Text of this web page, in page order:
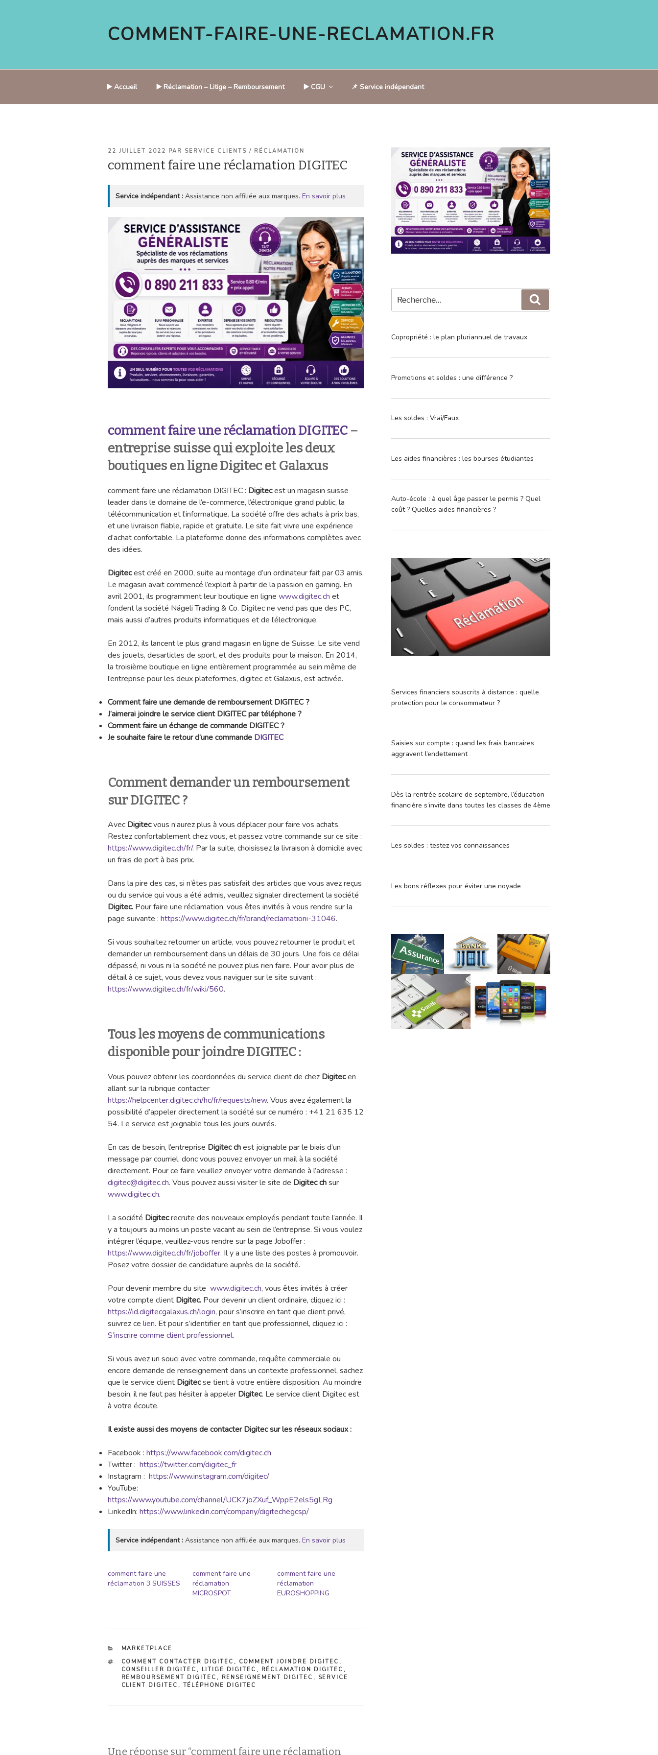
COMMENT-FAIRE-UNE-RECLAMATION.FR
▶️ Accueil ▶️ Réclamation – Litige – Remboursement ▶️ CGU 📌 Service indépendant
PUBLIÉ
22 JUILLET 2022 PAR SERVICE CLIENTS / RÉCLAMATION
comment faire une réclamation DIGITEC
Service indépendant : Assistance non affiliée aux marques. En savoir plus
comment faire une réclamation DIGITEC –
entreprise suisse qui exploite les deux
boutiques en ligne Digitec et Galaxus
comment faire une réclamation DIGITEC : Digitecest un magasin suisse
leader dans le domaine de l’e-commerce, l’électronique grand public, la
télécommunication et l’informatique. La société offre des achats à prix bas,
et une livraison fiable, rapide et gratuite. Le site fait vivre une expérience
d’achat confortable. La plateforme donne des informations complètes avec
des idées.
Digitecest créé en 2000, suite au montage d’un ordinateur fait par 03 amis.
Le magasin avait commencé l’exploit à partir de la passion en gaming. En
avril 2001, ils programment leur boutique en ligne www.digitec.ch et
fondent la société Nägeli Trading & Co. Digitec ne vend pas que des PC,
mais aussi d’autres produits informatiques et de l’électronique.
En 2012, ils lancent le plus grand magasin en ligne de Suisse. Le site vend
des jouets, desarticles de sport, et des produits pour la maison. En 2014,
la troisième boutique en ligne entièrement programmée au sein même de
l’entreprise pour les deux plateformes, digitec et Galaxus, est activée.
Comment faire une demande de remboursementDIGITEC ?
J’aimerai joindre le service clientDIGITEC par téléphone ?
Comment faire un échange de commande DIGITEC ?
Je souhaite faire le retour d’une commande DIGITEC
Comment demander un remboursement
sur DIGITEC ?
Avec Digitecvous n’aurez plus à vous déplacer pour faire vos achats.
Restez confortablement chez vous, et passez votre commande sur ce site :
https://www.digitec.ch/fr/. Par la suite, choisissez la livraison à domicile avec
un frais de port à bas prix.
Dans la pire des cas, si n’êtes pas satisfait des articles que vous avez reçus
ou du service qui vous a été admis, veuillez signaler directement la société
Digitec. Pour faire une réclamation, vous êtes invités à vous rendre sur la
page suivante : https://www.digitec.ch/fr/brand/reclamationi-31046.
Si vous souhaitez retourner un article, vous pouvez retourner le produit et
demander un remboursement dans un délais de 30 jours. Une fois ce délai
dépassé, ni vous ni la société ne pouvez plus rien faire. Pour avoir plus de
détail à ce sujet, vous devez vous naviguer sur le site suivant :
https://www.digitec.ch/fr/wiki/560.
Tous les moyens de communications
disponible pour joindre DIGITEC :
Vous pouvez obtenir les coordonnées du service client de chez Digitecen
allant sur la rubrique contacter
https://helpcenter.digitec.ch/hc/fr/requests/new. Vous avez également la
possibilité d’appeler directement la société sur ce numéro : +41 21 635 12
54. Le service est joignable tous les jours ouvrés.
En cas de besoin, l’entreprise Digitec chest joignable par le biais d’un
message par courriel, donc vous pouvez envoyer un mail à la société
directement. Pour ce faire veuillez envoyer votre demande à l’adresse :
digitec@digitec.ch. Vous pouvez aussi visiter le site de Digitec chsur
www.digitec.ch.
La société Digitecrecrute des nouveaux employés pendant toute l’année. Il
y a toujours au moins un poste vacant au sein de l’entreprise. Si vous voulez
intégrer l’équipe, veuillez-vous rendre sur la page Joboffer :
https://www.digitec.ch/fr/joboffer. Il y a une liste des postes à promouvoir.
Posez votre dossier de candidature auprès de la société.
Pour devenir membre du site www.digitec.ch, vous êtes invités à créer
votre compte client Digitec. Pour devenir un client ordinaire, cliquez ici :
https://id.digitecgalaxus.ch/login, pour s’inscrire en tant que client privé,
suivrez ce lien. Et pour s’identifier en tant que professionnel, cliquez ici :
S’inscrire comme client professionnel.
Si vous avez un souci avec votre commande, requête commerciale ou
encore demande de renseignement dans un contexte professionnel, sachez
que le service client Digitecse tient à votre entière disposition. Au moindre
besoin, il ne faut pas hésiter à appeler Digitec. Le service client Digitec est
à votre écoute.
Il existe aussi des moyens de contacter Digitec sur les réseaux sociaux :
Facebook : https://www.facebook.com/digitec.ch
Twitter : https://twitter.com/digitec_fr
Instagram : https://www.instagram.com/digitec/
YouTube:
https://www.youtube.com/channel/UCK7joZXuf_WppE2els5gLRg
LinkedIn: https://www.linkedin.com/company/digitechegcsp/
Service indépendant : Assistance non affiliée aux marques. En savoir plus
comment faire une
réclamation 3 SUISSES
comment faire une
réclamation
MICROSPOT
comment faire une
réclamation
EUROSHOPPING
CATÉGORIES
MARKETPLACE
ÉTIQUETTES
COMMENT CONTACTER DIGITEC , COMMENT JOINDRE DIGITEC ,
CONSEILLER DIGITEC , LITIGE DIGITEC , RÉCLAMATION DIGITEC ,
REMBOURSEMENT DIGITEC , RENSEIGNEMENT DIGITEC , SERVICE
CLIENT DIGITEC , TÉLÉPHONE DIGITEC
Une réponse sur “comment faire une réclamation
pour
:
Copropriété : le plan pluriannuel de travaux
Promotions et soldes : une différence ?
Les soldes : Vrai/Faux
Les aides financières : les bourses étudiantes
Auto-école : à quel âge passer le permis ? Quel
coût ? Quelles aides financières ?
Services financiers souscrits à distance : quelle
protection pour le consommateur ?
Saisies sur compte : quand les frais bancaires
aggravent l’endettement
Dès la rentrée scolaire de septembre, l’éducation
financière s’invite dans toutes les classes de 4ème
Les soldes : testez vos connaissances
Les bons réflexes pour éviter une noyade